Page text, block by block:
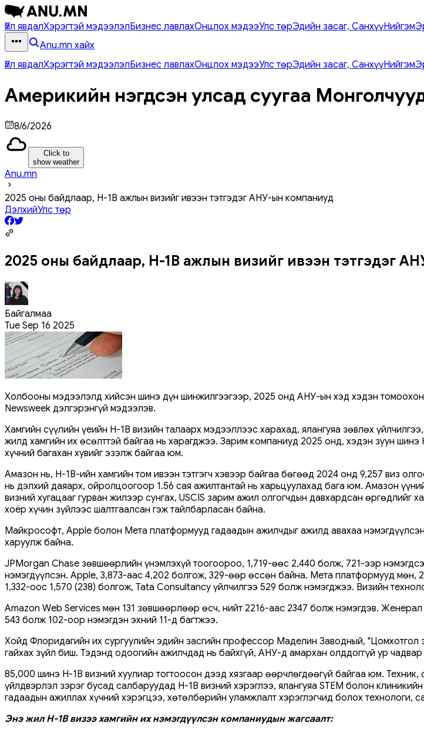
Үйл явдалХэрэгтэй мэдээлэлБизнес лавлахОнцлох мэдээУлс төрЭдийн засаг, СанхүүНийгэм
Anu.mn хайх
Үйл явдалХэрэгтэй мэдээлэлБизнес лавлахОнцлох мэдээУлс төрЭдийн засаг, СанхүүНийгэм
Америкийн нэгдсэн улсад суугаа
8/6/2026
Click to
show weather
Anu.mn
2025 оны байдлаар, H-1B ажлын визийг ивээн тэтгэдэг АНУ-ын компаниуд
ДэлхийУлс төр
2025 оны байдлаар, H-1B ажлын визийг ивээн тэтгэдэг
Байгалмаа
Tue Sep 16 2025
Холбооны мэдээлэлд хийсэн шинэ дүн шинжилгээгээр, 2025 онд АНУ-ын хэд хэдэн томоохон
Newsweek дэлгэрэнгүй мэдээлэв.
Хамгийн сүүлийн үеийн H-1B визийн талаарх мэдээллээс харахад, ялангуяа зөвлөх
жилд хамгийн их өсөлттэй байгаа нь харагджээ. Зарим компаниуд 2025 онд, хэдэн зуун
хүчний багахан хувийг эзэлж байгаа юм.
Амазон нь, H-1B-ийн хамгийн том ивээн тэтгэгч хэвээр байгаа бөгөөд 2024 онд 9,257 виз
нь дэлхий даяарх, ойролцоогоор 1.56 сая ажилтантай нь харьцуулахад бага юм. Амазон
визний хугацааг гурван жилээр сунгах, USCIS зарим ажил олгогчдын давхардсан
хоёр хүчин зүйлээс шалтгаалсан гэж тайлбарласан байна.
Майкрософт, Apple болон Мета платформууд гадаадын ажилчдыг ажилд авахаа
харуулж байна.
JPMorgan Chase зөвшөөрлийн үнэмлэхүй тоогоороо, 1,719-өөс 2,440 болж, 721-ээр
нэмэгдүүлсэн. Apple, 3,873-аас 4,202 болгож, 329-өөр өссөн байна. Мета платформууд
1,332-оос 1,570 (238) болгож, Tata Consultancy үйлчилгээ 529 болж нэмэгджээ. Визийн
Amazon Web Services мөн 131 зөвшөөрлөөр өсч, нийт 2216-аас 2347 болж нэмэгдэв.
543 болж 102-оор нэмэгдэн эхний 11-д багтжээ.
Хойд Флоридагийн их сургуулийн эдийн засгийн профессор Маделин Заводный,
гайхах зүйл биш. Тэдэнд одоогийн ажилчдад нь байхгүй, АНУ-д амархан олддоггүй ур
85,000 шинэ H-1B визний хуулиар тогтоосон дээд хязгаар өөрчлөгдөөгүй байгаа юм.
үйлдвэрлэл зэрэг бусад салбаруудад H-1B визний хэрэглээ, ялангуяа STEM болон
гадаадын ажиллах хүчний хэрэгцээ, хөтөлбөрийн уламжлалт хэрэглэгчид болох технологи,
Энэ жил H-1B визээ хамгийн их нэмэгдүүлсэн компаниудын жагсаалт: